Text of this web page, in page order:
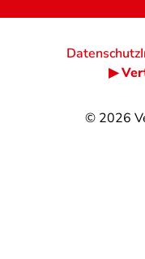
© 2026
Datenschutz
▶